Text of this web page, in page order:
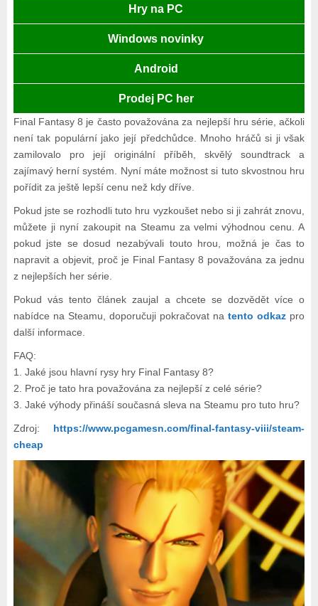
Hry na PC
Windows novinky
Android
Prodej PC her
Final Fantasy 8 je často považována za nejlepší hru série, ačkoli
není tak populární jako její předchůdce. Mnoho hráčů si ji však
zamilovalo pro její originální příběh, skvělý soundtrack a
zajímavý herní systém. Nyní máte možnost si tuto skvostnou hru
pořídit za ještě lepší cenu než kdy dříve.
Pokud jste se rozhodli tuto hru vyzkoušet nebo si ji zahrát znovu,
můžete ji nyní zakoupit na Steamu za velmi výhodnou cenu. A
pokud jste se dosud nezabývali touto hrou, možná je čas to
napravit a objevit, proč je Final Fantasy 8 považována za jednu
z nejlepších her série.
Pokud vás tento článek zaujal a chcete se dozvědět více o
nabídce na Steamu, doporučuji pokračovat natento odkaz pro
další informace.
FAQ:
1. Jaké jsou hlavní rysy hry Final Fantasy 8?
2. Proč je tato hra považována za nejlepší z celé série?
3. Jaké výhody přináší současná sleva na Steamu pro tuto hru?
Zdroj: https://www.pcgamesn.com/final-fantasy-viii/steam-
cheap